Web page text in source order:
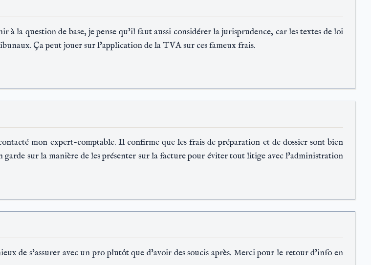
à la question de base, je pense qu'il faut aussi considérer la jurisprudence, car les textes de loi
Ça peut jouer sur l'application de la TVA sur ces fameux frais.
mon expert-comptable. Il confirme que les frais de préparation et de dossier sont bien
garde sur la manière de les présenter sur la facture pour éviter tout litige avec l'administration
de s'assurer avec un pro plutôt que d'avoir des soucis après. Merci pour le retour d'info en